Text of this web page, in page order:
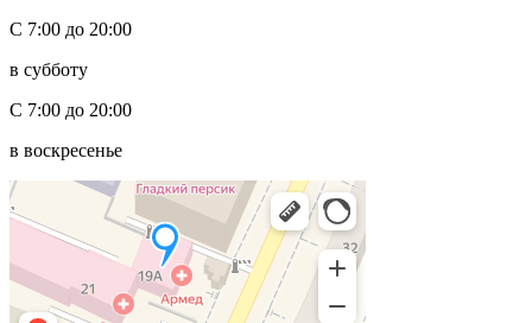
С 7:00 до 20:00
в субботу
С 7:00 до 20:00
в воскресенье